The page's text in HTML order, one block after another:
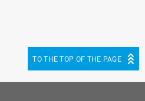
TO THE TOP OF THE PAGE